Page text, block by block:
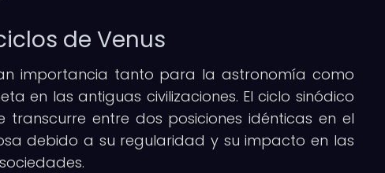
de Venus
importancia tanto para la astronomía como
en las antiguas civilizaciones. El ciclo sinódico
entre dos posiciones idénticas en el
debido a su regularidad y su impacto en las